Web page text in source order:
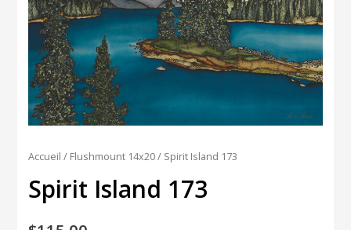
Accueil / Flushmount 14x20/ Spirit Island 173
Spirit Island 173